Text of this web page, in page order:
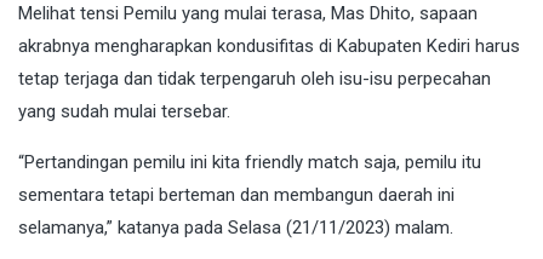
Melihat tensi Pemilu yang mulai terasa, Mas Dhito, sapaan
akrabnya mengharapkan kondusifitas di Kabupaten Kediri harus
tetap terjaga dan tidak terpengaruh oleh isu-isu perpecahan
yang sudah mulai tersebar.
“Pertandingan pemilu ini kita friendly match saja, pemilu itu
sementara tetapi berteman dan membangun daerah ini
selamanya,” katanya pada Selasa (21/11/2023) malam.